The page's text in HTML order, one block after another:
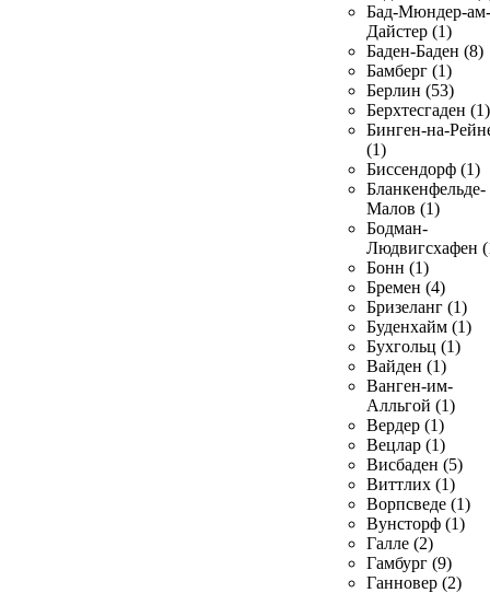
Бад-Мюндер-ам-
Дайстер (1)
Баден-Баден (8)
Бамберг (1)
Берлин (53)
Берхтесгаден (1)
Бинген-на-
(1)
Биссендорф (1)
Бланкенфельде-
Малов (1)
Бодман-
Людвигсхафен
Бонн (1)
Бремен (4)
Бризеланг (1)
Буденхайм (1)
Бухгольц (1)
Вайден (1)
Ванген-им-
Алльгой (1)
Вердер (1)
Вецлар (1)
Висбаден (5)
Виттлих (1)
Ворпсведе (1)
Вунсторф (1)
Галле (2)
Гамбург (9)
Ганновер (2)